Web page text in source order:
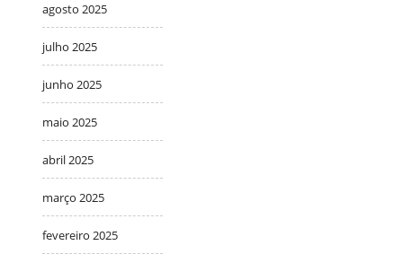
agosto 2025
julho 2025
junho 2025
maio 2025
abril 2025
março 2025
fevereiro 2025